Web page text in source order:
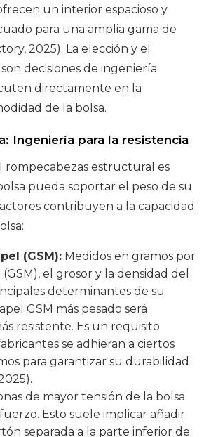
un interior espacioso y
para una amplia gama de
2025). La elección y el
decisiones de ingeniería
directamente en la
de la bolsa.
Ingeniería para la resistencia
rompecabezas estructural es
pueda soportar el peso de su
contribuyen a la capacidad
(GSM): Medidos en gramos por
el grosor y la densidad del
determinantes de su
GSM más pesado será
resistente. Es un requisito
se adhieran a ciertos
para garantizar su durabilidad
de mayor tensión de la bolsa
Esto suele implicar añadir
separada a la parte inferior de